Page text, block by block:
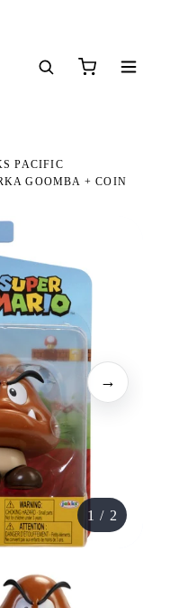
PACIFIC
GOOMBA + COIN
→
1 / 2